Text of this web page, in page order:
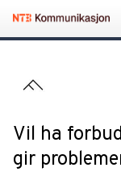
Vil ha
gir